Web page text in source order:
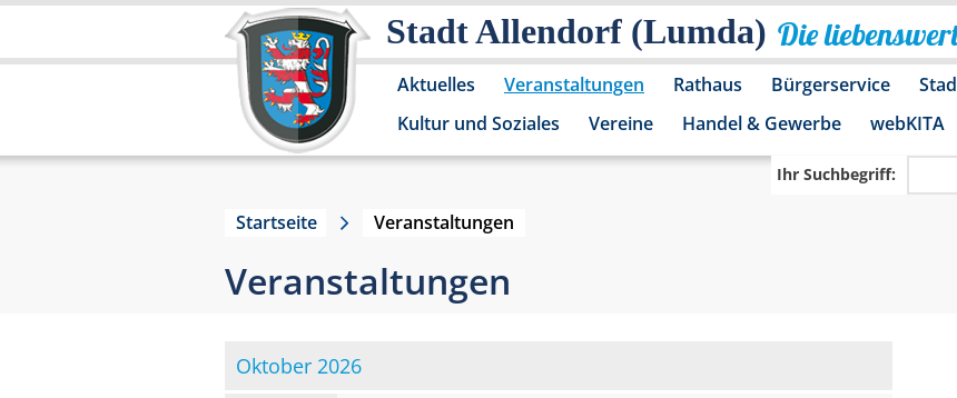
Stadt Allendorf (Lumda) Die
Aktuelles Veranstaltungen Rathaus Bürgerservice
Kultur und Soziales
Vereine Handel & Gewerbe webKITA
Ihr Suchbegriff:
Startseite Veranstaltungen
Veranstaltungen
Oktober 2026